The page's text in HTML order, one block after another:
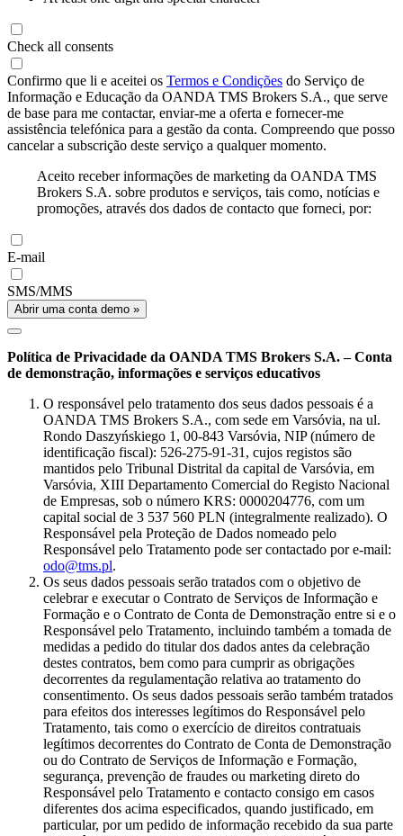
Check all consents
Confirmo que li e aceitei os Termos e Condições do Serviço de
Informação e Educação da OANDA TMS Brokers S.A., que serve
de base para me contactar, enviar-me a oferta e fornecer-me
assistência telefónica para a gestão da conta. Compreendo que posso
cancelar a subscrição deste serviço a qualquer momento.
Aceito receber informações de marketing da OANDA TMS
Brokers S.A. sobre produtos e serviços, tais como, notícias e
promoções, através dos dados de contacto que forneci, por:
E-mail
SMS/MMS
Abrir uma conta demo »
Política de Privacidade da OANDA TMS Brokers S.A. – Conta
de demonstração, informações e serviços educativos
O responsável pelo tratamento dos seus dados pessoais é a
OANDA TMS Brokers S.A., com sede em Varsóvia, na ul.
Rondo Daszyńskiego 1, 00-843 Varsóvia, NIP (número de
identificação fiscal): 526-275-91-31, cujos registos são
mantidos pelo Tribunal Distrital da capital de Varsóvia, em
Varsóvia, XIII Departamento Comercial do Registo Nacional
de Empresas, sob o número KRS: 0000204776, com um
capital social de 3 537 560 PLN (integralmente realizado). O
Responsável pela Proteção de Dados nomeado pelo
Responsável pelo Tratamento pode ser contactado por e-mail:
odo@tms.pl.
Os seus dados pessoais serão tratados com o objetivo de
celebrar e executar o Contrato de Serviços de Informação e
Formação e o Contrato de Conta de Demonstração entre si e o
Responsável pelo Tratamento, incluindo também a tomada de
medidas a pedido do titular dos dados antes da celebração
destes contratos, bem como para cumprir as obrigações
decorrentes da regulamentação relativa ao tratamento do
consentimento. Os seus dados pessoais serão também tratados
para efeitos dos interesses legítimos do Responsável pelo
Tratamento, tais como o exercício de direitos contratuais
legítimos decorrentes do Contrato de Conta de Demonstração
ou do Contrato de Serviços de Informação e Formação,
segurança, prevenção de fraudes ou marketing direto do
Responsável pelo Tratamento e contacto consigo em casos
diferentes dos acima especificados, quando justificado, em
particular, por um pedido de informação recebido da sua parte